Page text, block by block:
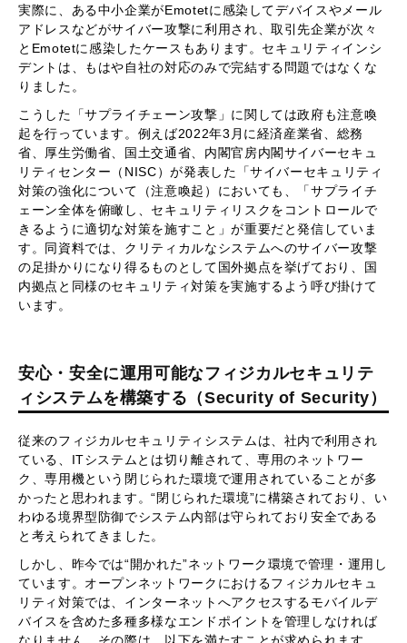
実際に、ある中小企業がEmotetに感染してデバイスやメール
アドレスなどがサイバー攻撃に利用され、取引先企業が次々
とEmotetに感染したケースもあります。セキュリティインシ
デントは、もはや自社の対応のみで完結する問題ではなくな
りました。
こうした「サプライチェーン攻撃」に関しては政府も注意喚
起を行っています。例えば2022年3月に経済産業省、総務
省、厚生労働省、国土交通省、内閣官房内閣サイバーセキュ
リティセンター（NISC）が発表した「サイバーセキュリティ
対策の強化について（注意喚起）においても、「サプライチ
ェーン全体を俯瞰し、セキュリティリスクをコントロールで
きるように適切な対策を施すこと」が重要だと発信していま
す。同資料では、クリティカルなシステムへのサイバー攻撃
の足掛かりになり得るものとして国外拠点を挙げており、国
内拠点と同様のセキュリティ対策を実施するよう呼び掛けて
います。
安心・安全に運用可能なフィジカルセキュリテ
ィシステムを構築する（Security of Security）
従来のフィジカルセキュリティシステムは、社内で利用され
ている、ITシステムとは切り離されて、専用のネットワー
ク、専用機という閉じられた環境で運用されていることが多
かったと思われます。“閉じられた環境”に構築されており、い
わゆる境界型防御でシステム内部は守られており安全である
と考えられてきました。
しかし、昨今では“開かれた”ネットワーク環境で管理・運用し
ています。オープンネットワークにおけるフィジカルセキュ
リティ対策では、インターネットへアクセスするモバイルデ
バイスを含めた多種多様なエンドポイントを管理しなければ